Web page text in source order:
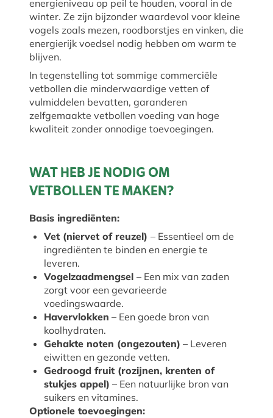
energieniveau op peil te houden, vooral in de
winter. Ze zijn bijzonder waardevol voor kleine
vogels zoals mezen, roodborstjes en vinken, die
energierijk voedsel nodig hebben om warm te
blijven.
In tegenstelling tot sommige commerciële
vetbollen die minderwaardige vetten of
vulmiddelen bevatten, garanderen
zelfgemaakte vetbollen voeding van hoge
kwaliteit zonder onnodige toevoegingen.
WAT HEB JE NODIG OM
VETBOLLEN TE MAKEN?
Basis ingrediënten:
Vet (niervet of reuzel) – Essentieel om de
ingrediënten te binden en energie te
leveren.
Vogelzaadmengsel – Een mix van zaden
zorgt voor een gevarieerde
voedingswaarde.
Havervlokken – Een goede bron van
koolhydraten.
Gehakte noten (ongezouten) – Leveren
eiwitten en gezonde vetten.
Gedroogd fruit (rozijnen, krenten of
stukjes appel) – Een natuurlijke bron van
suikers en vitamines.
Optionele toevoegingen: